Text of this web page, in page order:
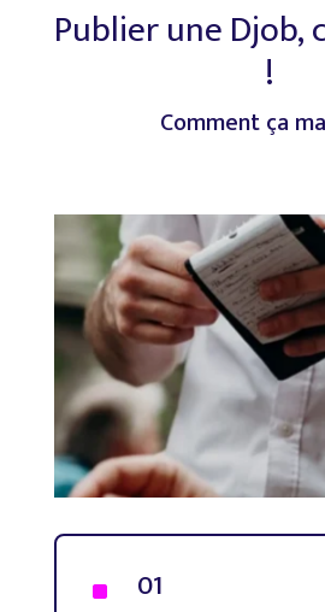
PublieruneDjob,
!
Commentça
^ 01